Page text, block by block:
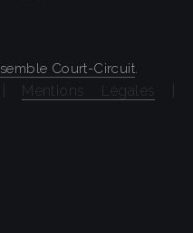
Court-Circuit.
| Mentions Légales